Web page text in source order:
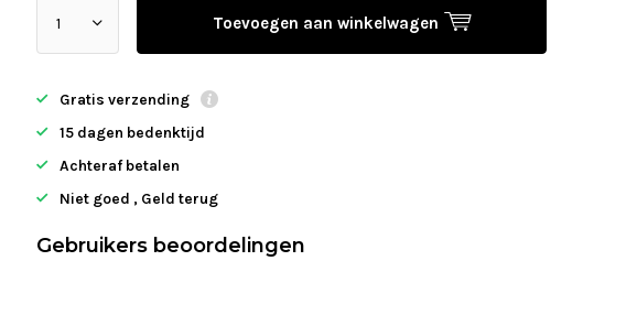
Toevoegen aan winkelwagen
Gratis verzending
15 dagen bedenktijd
Achteraf betalen
Niet goed , Geld terug
Gebruikers beoordelingen